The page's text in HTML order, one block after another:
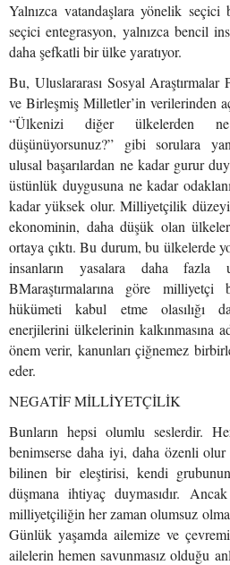
Yalnızca vatandaşlara yönelik
seçici entegrasyon, yalnızca bencil
daha şefkatli bir ülke yaratıyor.
Bu, Uluslararası Sosyal Araştırmalar
ve Birleşmiş Milletler’in verilerinden
“Ülkenizi diğer ülkelerden
düşünüyorsunuz?” gibi sorulara
ulusal başarılardan ne kadar gurur
üstünlük duygusuna ne kadar
kadar yüksek olur. Milliyetçilik
ekonominin, daha düşük olan
ortaya çıktı. Bu durum, bu ülkelerde
insanların yasalara daha fazla
BMaraştırmalarına göre
hükümeti kabul etme olasılığı
enerjilerini ülkelerinin kalkınmasına
önem verir, kanunları çiğnemez
eder.
NEGATİF MİLLİYETÇİLİK
Bunların hepsi olumlu seslerdir.
benimserse daha iyi, daha özenli
bilinen bir eleştirisi, kendi
düşmana ihtiyaç duymasıdır.
milliyetçiliğin her zaman olumsuz
Günlük yaşamda ailemize ve
ailelerin hemen savunmasız olduğu